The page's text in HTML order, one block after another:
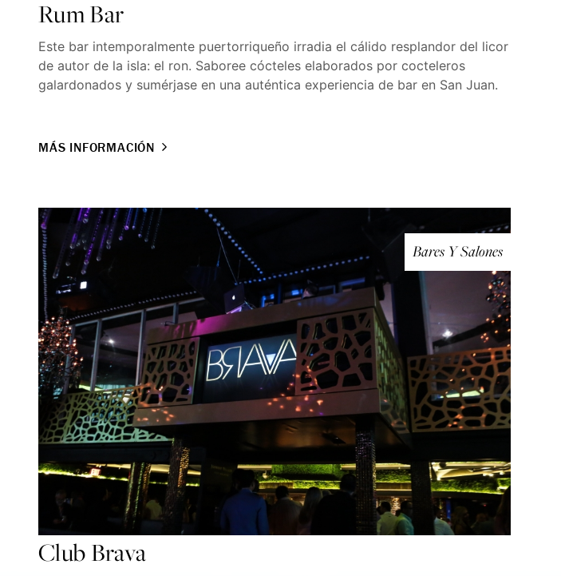
Rum Bar
Este bar intemporalmente puertorriqueño irradia el cálido resplandor del licor
de autor de la isla: el ron. Saboree cócteles elaborados por cocteleros
galardonados y sumérjase en una auténtica experiencia de bar en San Juan.
MÁS INFORMACIÓN
Bares Y Salones
Club Brava